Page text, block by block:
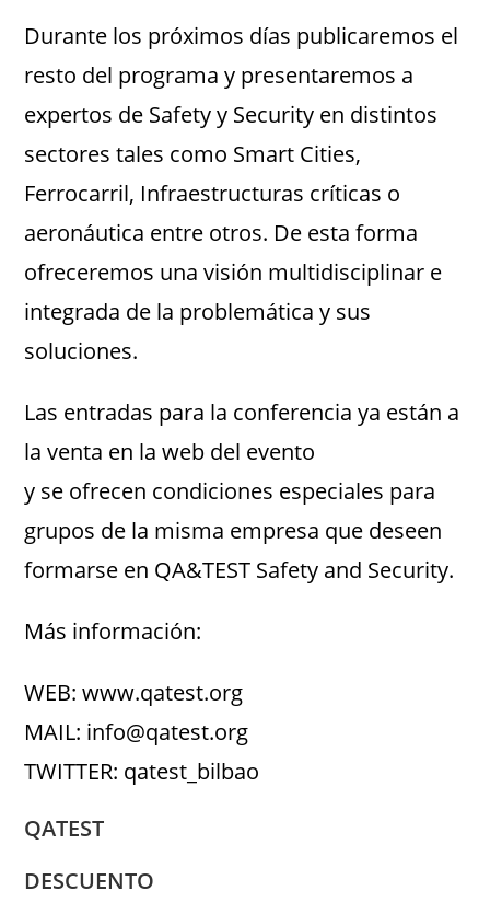
Durante los próximos días publicaremos el
resto del programa y presentaremos a
expertos de Safety y Security en distintos
sectores tales como Smart Cities,
Ferrocarril, Infraestructuras críticas o
aeronáutica entre otros. De esta forma
ofreceremos una visión multidisciplinar e
integrada de la problemática y sus
soluciones.
Las entradas para la conferencia ya están a
la venta en la web del evento
y se ofrecen condiciones especiales para
grupos de la misma empresa que deseen
formarse en QA&TEST Safety and Security.
Más información:
WEB: www.qatest.org
MAIL: info@qatest.org
TWITTER: qatest_bilbao
QATEST
DESCUENTO